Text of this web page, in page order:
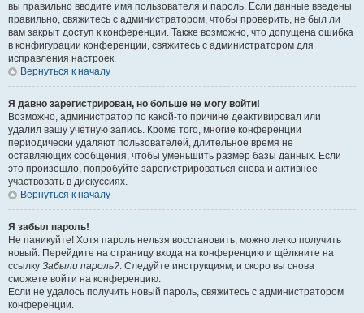
вы правильно вводите имя пользователя и пароль. Если данные введены
правильно, свяжитесь с администратором, чтобы проверить, не был ли
вам закрыт доступ к конференции. Также возможно, что допущена ошибка
в конфигурации конференции, свяжитесь с администратором для
исправления настроек.
Вернуться к началу
Я давно зарегистрирован, но больше не могу войти!
Возможно, администратор по какой-то причине деактивировал или
удалил вашу учётную запись. Кроме того, многие конференции
периодически удаляют пользователей, длительное время не
оставляющих сообщения, чтобы уменьшить размер базы данных. Если
это произошло, попробуйте зарегистрироваться снова и активнее
участвовать в дискуссиях.
Вернуться к началу
Я забыл пароль!
Не паникуйте! Хотя пароль нельзя восстановить, можно легко получить
новый. Перейдите на страницу входа на конференцию и щёлкните на
ссылку Забыли пароль?. Следуйте инструкциям, и скоро вы снова
сможете войти на конференцию.
Если не удалось получить новый пароль, свяжитесь с администратором
конференции.